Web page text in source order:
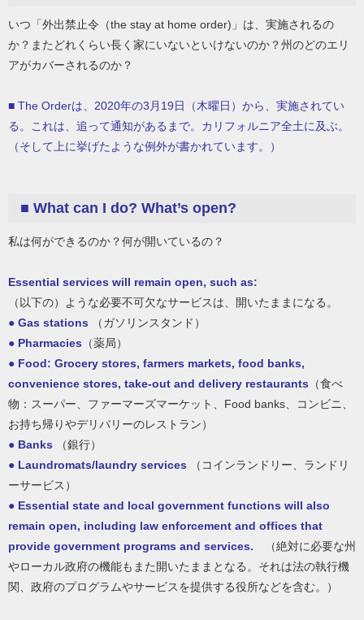
いつ「外出禁止令（the stay at home order)」は、実施されるの
か？またどれくらい長く家にいないといけないのか？州のどのエリ
アがカバーされるのか？
■ The Orderは、2020年の3月19日（木曜日）から、実施されてい
る。これは、追って通知があるまで。カリフォルニア全土に及ぶ。
（そして上に挙げたような例外が書かれています。）
■ What can I do? What’s open?
私は何ができるのか？何が開いているの？
Essential services will remain open, such as:
（以下の）ような必要不可欠なサービスは、開いたままになる。
● Gas stations
（ガソリンスタンド）
● Pharmacies （薬局）
● Food: Grocery stores, farmers markets, food banks,
convenience stores, take-out and delivery restaurants （食べ
物：スーパー、ファーマーズマーケット、Food banks、コンビニ、
お持ち帰りやデリバリーのレストラン）
● Banks
（銀行）
● Laundromats/laundry services （コインランドリー、ランドリ
ーサービス）
● Essential state and local government functions will also
remain open, including law enforcement and offices that
provide government programs and services. （絶対に必要な州
やローカル政府の機能もまた開いたままとなる。それは法の執行機
関、政府のプログラムやサービスを提供する役所などを含む。）